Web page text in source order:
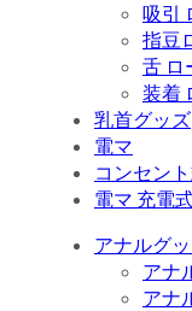
吸引
指豆
舌 ロ
装着
乳首グッズ
電マ
コンセン
電マ 充電
アナルグ
アナ
アナ